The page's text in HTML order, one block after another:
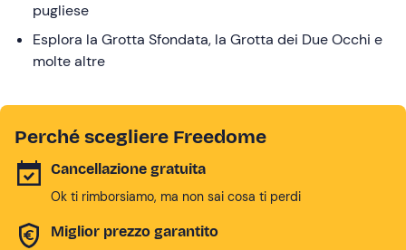
pugliese
Esplora la Grotta Sfondata, la Grotta dei Due Occhi e
molte altre
Perché scegliere Freedome
Cancellazione gratuita
Ok ti rimborsiamo, ma non sai cosa ti perdi
Miglior prezzo garantito